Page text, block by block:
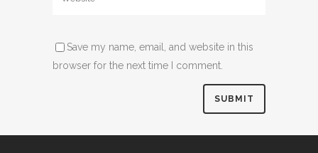
Save my name, email, and website in this
browser for the next time I comment.